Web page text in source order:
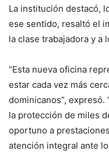
La institución destacó,
ese sentido, resaltó el
la clase trabajadora y a
“Esta nueva oficina
estar cada vez más
dominicanos”,
la protección de miles
oportuno a
atención integral ante